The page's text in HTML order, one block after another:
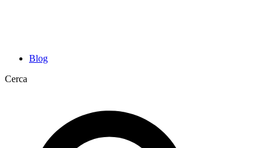
Blog
Cerca